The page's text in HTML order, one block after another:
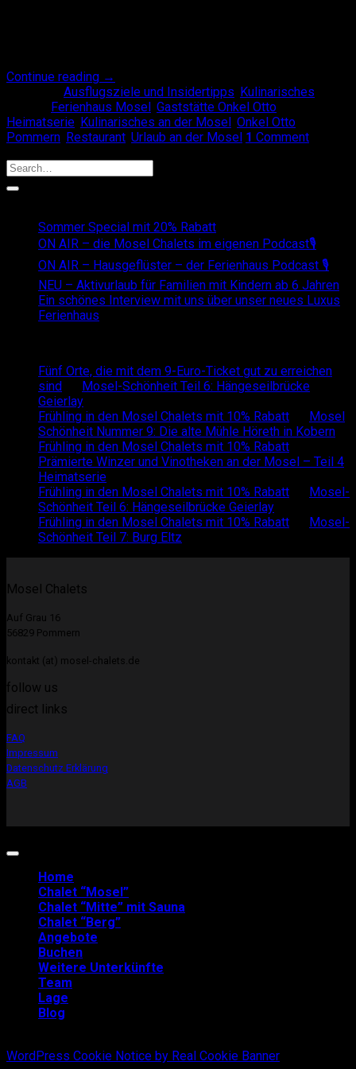
Continue reading →
Ausflugsziele und Insidertipps Kulinarisches
Ferienhaus Mosel Gaststätte Onkel Otto
Heimatserie Kulinarisches an der Mosel Onkel Otto
Pommern Restaurant Urlaub an der Mosel 1 Comment
Sommer Special mit 20% Rabatt
ON AIR – die Mosel Chalets im eigenen Podcast🎙
ON AIR – Hausgeflüster – der Ferienhaus Podcast 🎙
NEU – Aktivurlaub für Familien mit Kindern ab 6 Jahren
Ein schönes Interview mit uns über unser neues Luxus
Ferienhaus
Fünf Orte, die mit dem 9-Euro-Ticket gut zu erreichen
sind
Mosel-Schönheit Teil 6: Hängeseilbrücke
Geierlay
Frühling in den Mosel Chalets mit 10% Rabatt
Mosel
Schönheit Nummer 9: Die alte Mühle Höreth in Kobern
Frühling in den Mosel Chalets mit 10% Rabatt
Prämierte Winzer und Vinotheken an der Mosel – Teil 4
Heimatserie
Frühling in den Mosel Chalets mit 10% Rabatt
Mosel-
Schönheit Teil 6: Hängeseilbrücke Geierlay
Frühling in den Mosel Chalets mit 10% Rabatt
Mosel-
Schönheit Teil 7: Burg Eltz
Mosel Chalets
Auf Grau 16
56829 Pommern
kontakt (at) mosel-chalets.de
follow us
direct links
FAQ
Impressum
Datenschutz Erklärung
AGB
Home
Chalet “Mosel”
Chalet “Mitte” mit Sauna
Chalet “Berg”
Angebote
Buchen
Weitere Unterkünfte
Team
Lage
Blog
WordPress Cookie Notice by Real Cookie Banner